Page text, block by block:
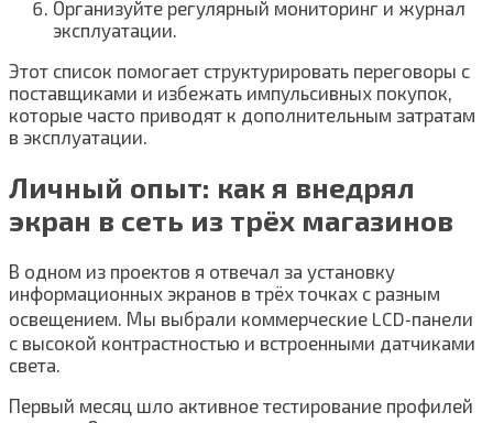
Организуйте регулярный мониторинг и журнал
эксплуатации.
Этот список помогает структурировать переговоры с
поставщиками и избежать импульсивных покупок,
которые часто приводят к дополнительным затратам
в эксплуатации.
Личный опыт: как я внедрял
экран в сеть из трёх магазинов
В одном из проектов я отвечал за установку
информационных экранов в трёх точках с разным
освещением. Мы выбрали коммерческие LCD‑панели
с высокой контрастностью и встроенными датчиками
света.
Первый месяц шло активное тестирование профилей